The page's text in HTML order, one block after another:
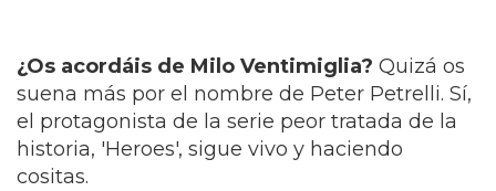
¿Os acordáis de Milo Ventimiglia? Quizá os
suena más por el nombre de Peter Petrelli. Sí,
el protagonista de la serie peor tratada de la
historia, 'Heroes', sigue vivo y haciendo
cositas.